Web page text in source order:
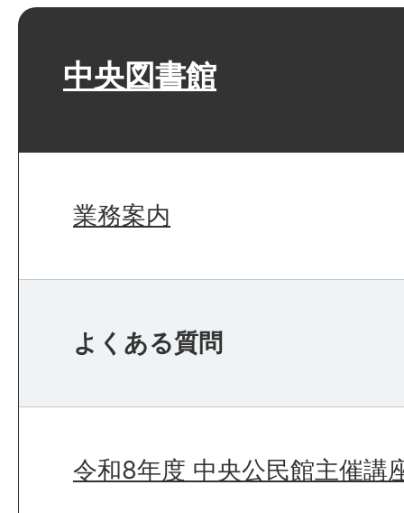
中央図書館
業務案内
よくある質問
令和8年度 中央公民館主催講